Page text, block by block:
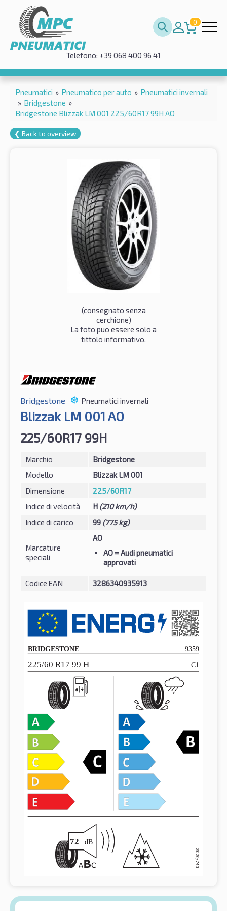
0
Telefono: +39 068 400 96 41
Pneumatici » Pneumatico per auto » Pneumatici invernali
» Bridgestone »
Bridgestone Blizzak LM 001 225/60R17 99H AO
❮ Back to overview
(consegnato senza
cerchione)
La foto puo essere solo a
tittolo informativo.
Bridgestone Pneumatici invernali
Blizzak LM 001 AO
225/60R17 99H
Marchio
Bridgestone
Modello
Blizzak LM 001
Dimensione
225/60R17
Indice di velocità
H (210 km/h)
Indice di carico
99 (775 kg)
Marcature
speciali
AO
AO = Audi pneumatici
approvati
Codice EAN 3286340935913